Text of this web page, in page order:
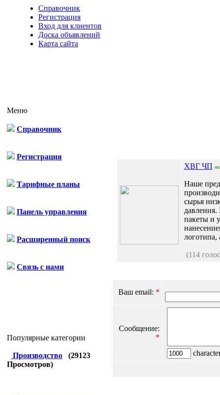
Справочник
Регистрация
Вход для клиентов
Доска объявлений
Карта сайта
Меню
Справочник
Регистрация
Тарифные планы
Панель управления
Расширенный поиск
Связь с нами
Популярные категории
Производство (29123
Просмотров)
ХВГ ЧП
Наше
сырья
давления.
пакеты и
логотипа,
(114
Ваш email: *
Сообщение:
*